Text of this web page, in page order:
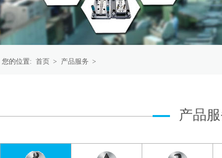
您的位置: 首页 > 产品服务 >
产品